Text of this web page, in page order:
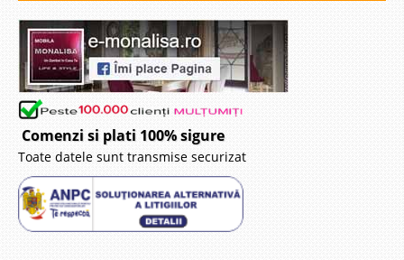
Comenzi si plati 100% sigure
Toate datele sunt transmise securizat